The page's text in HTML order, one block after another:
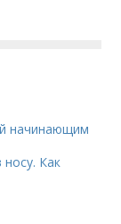
начинающим
носу. Как